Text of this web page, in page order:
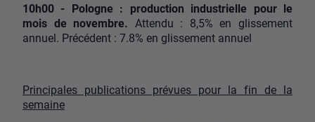
10h00 - Pologne : production industrielle pour le
mois de novembre. Attendu : 8,5% en glissement
annuel. Précédent : 7.8% en glissement annuel
Principales publications prévues pour la fin de la
semaine